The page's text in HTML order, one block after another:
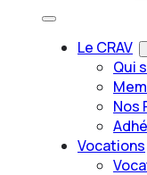
Le CRAV
Qui
Nos
Vocations